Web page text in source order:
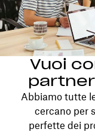
Vuoi
Abbiamo tutte
cercano per
perfette dei